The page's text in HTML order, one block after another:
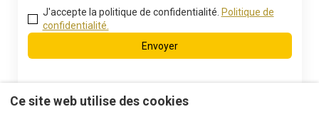
J'accepte la politique de confidentialité. Politique de
confidentialité.
Envoyer
Ce site web utilise des cookies